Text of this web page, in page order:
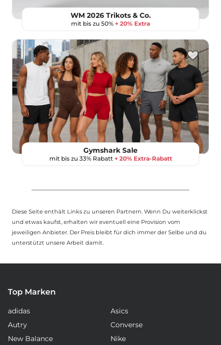
WM 2026 Trikots & Co.
mit bis zu 50% + 20% Extra
Gymshark Sale
mit bis zu 33% Rabatt + 20% Extra-Rabatt
Diese Seite enthält Links zu unseren Partnern. Wenn Du weiterklickst
und etwas kaufst, erhalten wir eventuell eine Provision vom
jeweiligen Anbieter. Der Preis bleibt für dich immer der Selbe und du
unterstützt unsere Arbeit damit.
Top Marken
adidas
Asics
Autry
Converse
New Balance
Nike